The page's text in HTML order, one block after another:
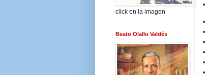
click en la imagen
Beato Olallo Valdés